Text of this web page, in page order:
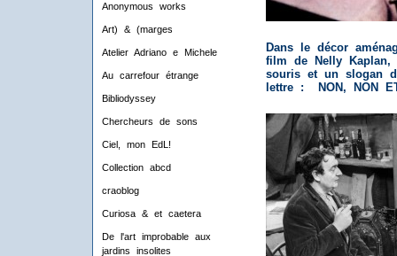
Anonymous works
Art) & (marges
Atelier Adriano e Michele
Au carrefour étrange
Bibliodyssey
Chercheurs de sons
Ciel, mon EdL!
Collection abcd
craoblog
Curiosa & et caetera
De l'art improbable aux
jardins insolites
Dans le décor
film de Nelly Kaplan,
souris et un slogan
lettre : NON, NON